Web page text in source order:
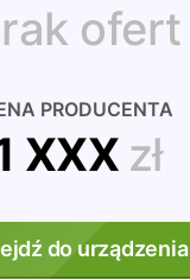
ofert
PRODUCENTA
XXX zł
do urządzenia